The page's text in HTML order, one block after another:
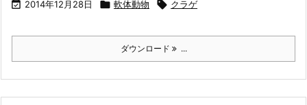
 2014年12月28日  軟体動物  クラゲ
ダウンロード ...